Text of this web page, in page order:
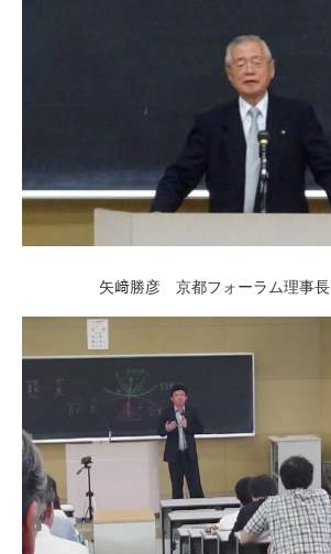
矢﨑勝彦 京都フォーラム理事長